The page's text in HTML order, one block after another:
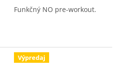
Funkčný NO pre-workout.
Výpredaj